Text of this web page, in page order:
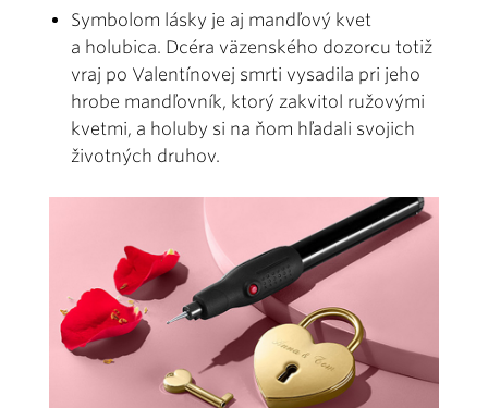
Symbolom lásky je aj mandľový kvet
a holubica. Dcéra väzenského dozorcu totiž
vraj po Valentínovej smrti vysadila pri jeho
hrobe mandľovník, ktorý zakvitol ružovými
kvetmi, a holuby si na ňom hľadali svojich
životných druhov.